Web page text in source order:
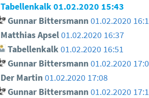
Tabellenkalk01.02.2020 15:43
Gunnar Bittersmann 01.02.2020
Matthias Apsel01.02.2020 16:37
Tabellenkalk 01.02.2020 16:51
Gunnar Bittersmann 01.02.2020
Der Martin01.02.2020 17:08
Gunnar Bittersmann 01.02.2020